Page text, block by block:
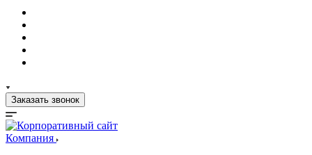
Заказать звонок
Компания